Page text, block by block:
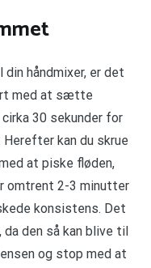
håndmixer, er det
med at sætte
30 sekunder for
Herefter kan du skrue
at piske fløden,
omtrent 2-3 minutter
konsistens. Det
den så kan blive til
og stop med at